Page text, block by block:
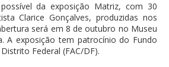
da exposição Matriz, com 30
Clarice Gonçalves, produzidas nos
será em 8 de outubro no Museu
A exposição tem patrocínio do Fundo
Federal (FAC/DF).